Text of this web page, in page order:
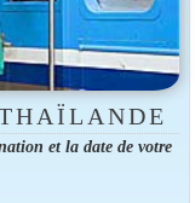
et la date de votre